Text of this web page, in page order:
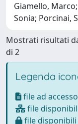
Giamello,
Sonia; Porcinai,
Mostrati risultati
di 2
Legenda
file ad
file
file